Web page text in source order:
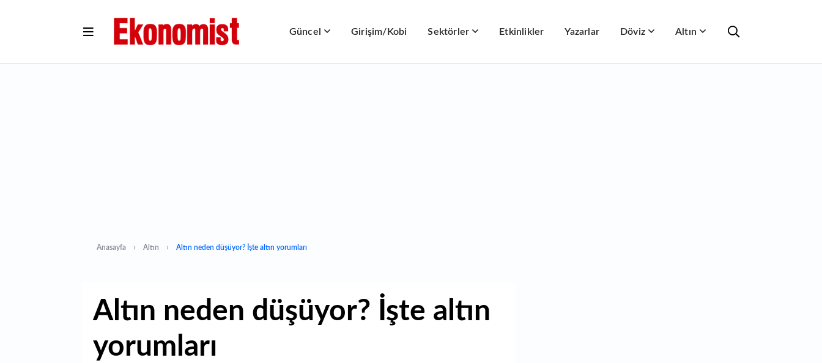
Güncel Girişim/Kobi Sektörler Etkinlikler Yazarlar Döviz Altın
Anasayfa Altın Altın neden düşüyor? İşte altın yorumları
Altın neden düşüyor? İşte altın
yorumları